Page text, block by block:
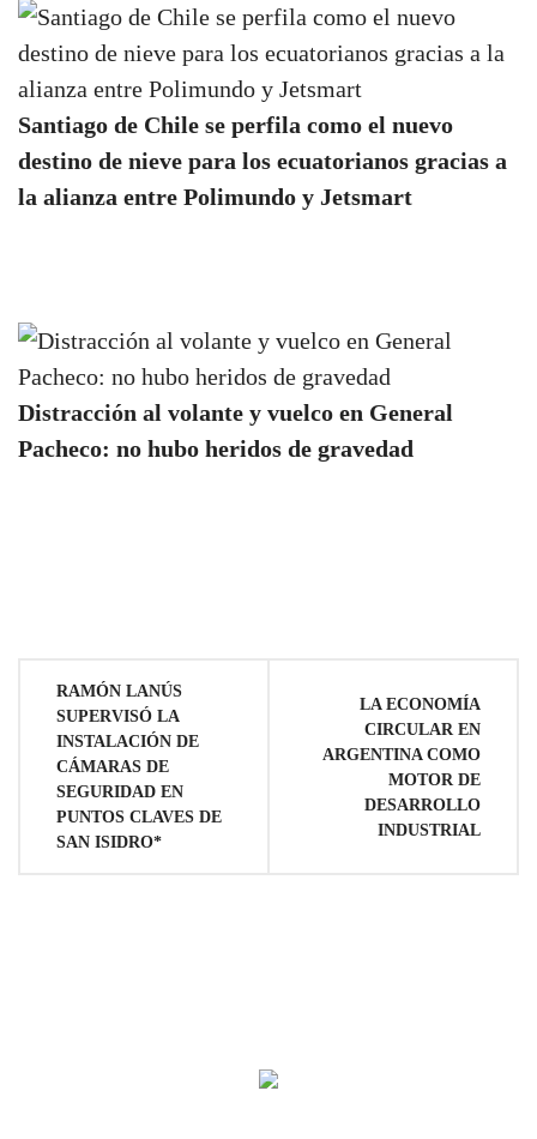
Santiago de Chile se perfila como el nuevo
destino de nieve para los ecuatorianos gracias a
la alianza entre Polimundo y Jetsmart
Distracción al volante y vuelco en General
Pacheco: no hubo heridos de gravedad
Navegación
entradas
RAMÓN LANÚS
SUPERVISÓ LA
INSTALACIÓN DE
CÁMARAS DE
SEGURIDAD EN
PUNTOS CLAVES DE
SAN ISIDRO*
LA ECONOMÍA
CIRCULAR EN
ARGENTINA COMO
MOTOR DE
DESARROLLO
INDUSTRIAL